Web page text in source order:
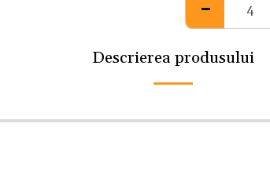
Descrierea produsului